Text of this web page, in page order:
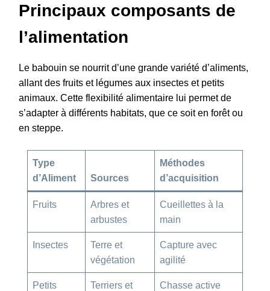
Principaux composants de
l’alimentation
Le babouin se nourrit d’une grande variété d’aliments,
allant des fruits et légumes aux insectes et petits
animaux. Cette flexibilité alimentaire lui permet de
s’adapter à différents habitats, que ce soit en forêt ou
en steppe.
Type
d’Aliment
Sources
Méthodes
d’acquisition
Fruits
Arbres et
arbustes
Cueillettes à la
main
Insectes
Terre et
végétation
Capture avec
agilité
Petits
Terriers et
Chasse active